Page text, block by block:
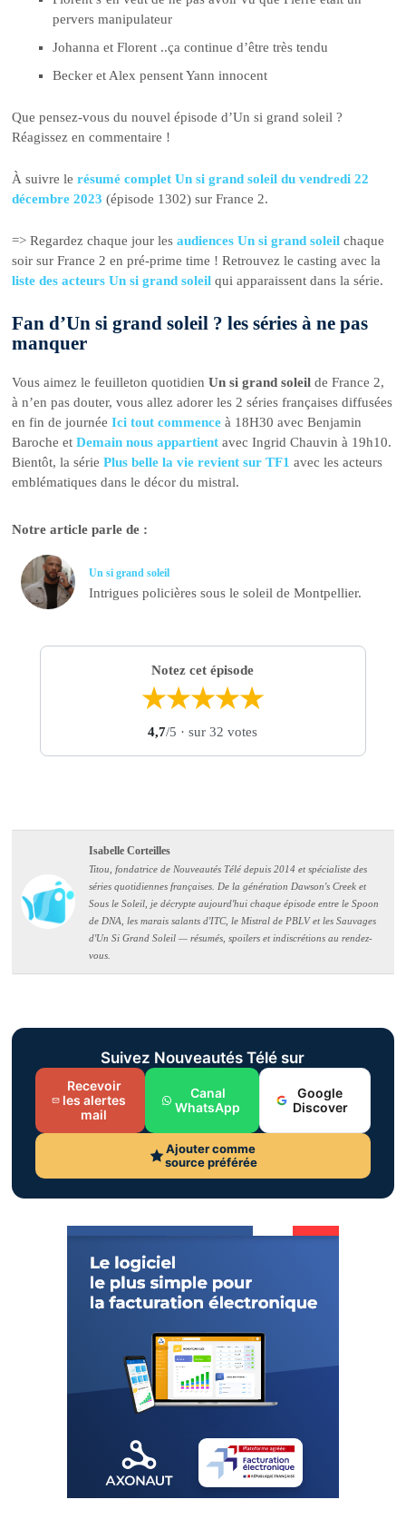
pervers manipulateur
Johanna et Florent ..ça continue d’être très tendu
Becker et Alex pensent Yann innocent
Que pensez-vous du nouvel épisode d’Un si grand soleil ?
Réagissez en commentaire !
À suivre lerésumé complet Un si grand soleil du vendredi 22
décembre 2023 (épisode 1302) sur France 2.
=> Regardez chaque jour lesaudiences Un si grand soleil chaque
soir sur France 2 en pré-prime time ! Retrouvez le casting avec la
liste des acteurs Un si grand soleil qui apparaissent dans la série.
Fan d’Un si grand soleil ? les séries à ne pas
manquer
Vous aimez le feuilleton quotidienUn si grand soleil de France 2,
à n’en pas douter, vous allez adorer les 2 séries françaises diffusées
en fin de journéeIci tout commence à 18H30 avec Benjamin
Baroche etDemain nous appartient avec Ingrid Chauvin à 19h10.
Bientôt, la sériePlus belle la vie revient sur TF1 avec les acteurs
emblématiques dans le décor du mistral.
Notre article parle de :
Un si grand soleil
Intrigues policières sous le soleil de Montpellier.
Notez cet épisode
★★★★★
4,7/5 · sur 32 votes
Isabelle Corteilles
Titou, fondatrice de Nouveautés Télé depuis 2014 et spécialiste des
séries quotidiennes françaises. De la génération Dawson's Creek et
Sous le Soleil, je décrypte aujourd'hui chaque épisode entre le Spoon
de DNA, les marais salants d'ITC, le Mistral de PBLV et les Sauvages
d'Un Si Grand Soleil — résumés, spoilers et indiscrétions au rendez-
vous.
Suivez Nouveautés Télé sur
Recevoir
les alertes
mail
Canal
WhatsApp
Google
Discover
Ajouter comme
source préférée